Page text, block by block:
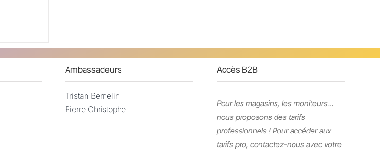
Ambassadeurs
Tristan Bernelin
Pierre Christophe
Accès B2B
Pour les magasins, les moniteurs…
nous proposons des tarifs
professionnels ! Pour accéder aux
tarifs pro, contactez-nous avec votre